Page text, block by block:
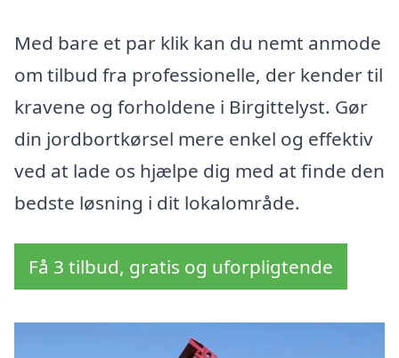
Med bare et par klik kan du nemt anmode
om tilbud fra professionelle, der kender til
kravene og forholdene i Birgittelyst. Gør
din jordbortkørsel mere enkel og effektiv
ved at lade os hjælpe dig med at finde den
bedste løsning i dit lokalområde.
Få 3 tilbud, gratis og uforpligtende